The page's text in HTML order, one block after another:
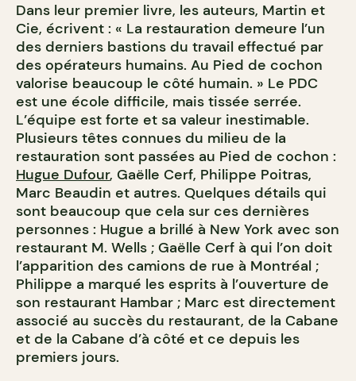
Dans leur premier livre, les auteurs, Martin et
Cie, écrivent : « La restauration demeure l’un
des derniers bastions du travail effectué par
des opérateurs humains. Au Pied de cochon
valorise beaucoup le côté humain. » Le PDC
est une école difficile, mais tissée serrée.
L’équipe est forte et sa valeur inestimable.
Plusieurs têtes connues du milieu de la
restauration sont passées au Pied de cochon :
Hugue Dufour, Gaëlle Cerf, Philippe Poitras,
Marc Beaudin et autres. Quelques détails qui
sont beaucoup que cela sur ces dernières
personnes : Hugue a brillé à New York avec son
restaurant M. Wells ; Gaëlle Cerf à qui l’on doit
l’apparition des camions de rue à Montréal ;
Philippe a marqué les esprits à l’ouverture de
son restaurant Hambar ; Marc est directement
associé au succès du restaurant, de la Cabane
et de la Cabane d’à côté et ce depuis les
premiers jours.